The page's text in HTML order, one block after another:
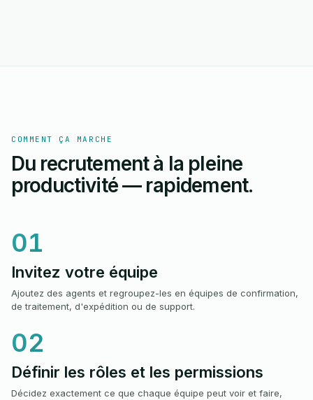
COMMENT ÇA MARCHE
Du recrutement à la pleine
productivité — rapidement.
01
Invitez votre équipe
Ajoutez des agents et regroupez-les en équipes de confirmation,
de traitement, d'expédition ou de support.
02
Définir les rôles et les permissions
Décidez exactement ce que chaque équipe peut voir et faire,